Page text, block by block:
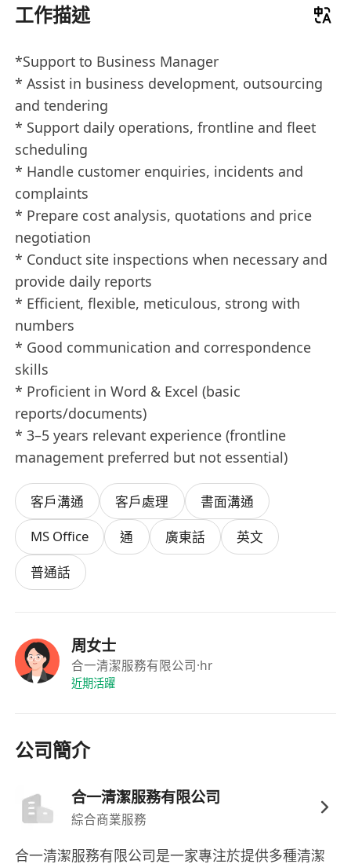
工作描述
*Support to Business Manager
* Assist in business development, outsourcing
and tendering
* Support daily operations, frontline and fleet
scheduling
* Handle customer enquiries, incidents and
complaints
* Prepare cost analysis, quotations and price
negotiation
* Conduct site inspections when necessary and
provide daily reports
* Efficient, flexible, meticulous, strong with
numbers
* Good communication and correspondence
skills
* Proficient in Word & Excel (basic
reports/documents)
* 3–5 years relevant experience (frontline
management preferred but not essential)
客戶溝通 客戶處理
書面溝通
MS Office
通 廣東話
英文
普通話
周女士
合一清潔服務有限公司·hr
近期活躍
公司簡介
合一清潔服務有限公司
綜合商業服務
合一清潔服務有限公司是一家專注於提供多種清潔